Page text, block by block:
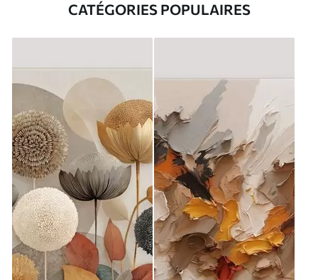
CATÉGORIES POPULAIRES